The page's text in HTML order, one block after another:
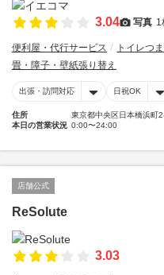
3.04 写真 1
便利屋・代行サービス
トイレつ
畳・障子・壁紙張り替え
出張・訪問対応 日祝OK
住所
東京都中央区日本橋浜町
本日の営業状況 0:00〜24:00
店舗公式
ReSolute
3.03